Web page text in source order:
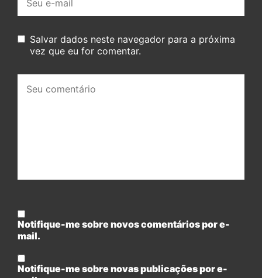
mail:
Salvar dados neste navegador para a próxima
vez que eu for comentar.
comentário:
Notifique-me sobre novos comentários por e-
mail.
Notifique-me sobre novas publicações por e-